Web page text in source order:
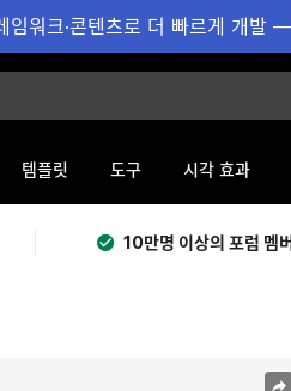
임워크·콘텐츠로 더 빠르게 개발
템플릿 도구 시각 효과
10만명 이상의 포럼 멤